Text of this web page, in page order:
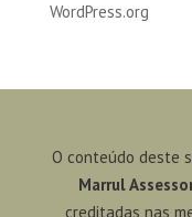
WordPress.org
O conteúdo deste
Marrul
creditadas nas